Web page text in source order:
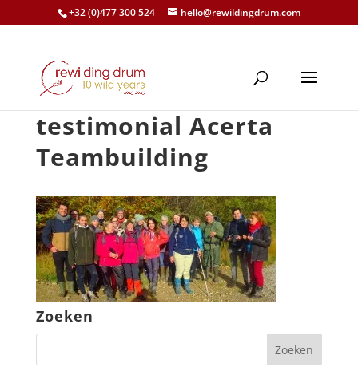
+32 (0)477 300 524 hello@rewildingdrum.com
testimonial Acerta
Teambuilding
Zoeken